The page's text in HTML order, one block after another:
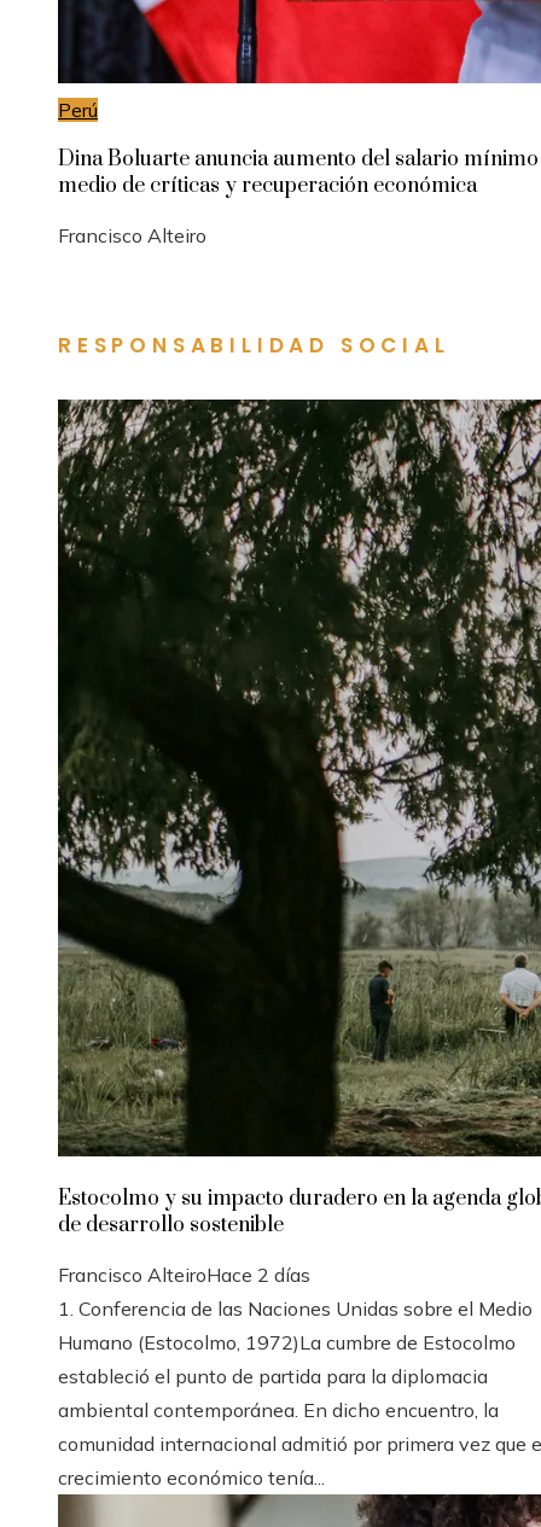
Perú
Dina Boluarte anuncia aumento del salario
medio de críticas y recuperación económica
Francisco Alteiro
RESPONSABILIDAD SOCIAL
Estocolmo y su impacto duradero en la agenda
de desarrollo sostenible
Francisco AlteiroHace 2 días
1. Conferencia de las Naciones Unidas sobre el Medio
Humano (Estocolmo, 1972)La cumbre de Estocolmo
estableció el punto de partida para la diplomacia
ambiental contemporánea. En dicho encuentro, la
comunidad internacional admitió por primera vez que
crecimiento económico tenía...